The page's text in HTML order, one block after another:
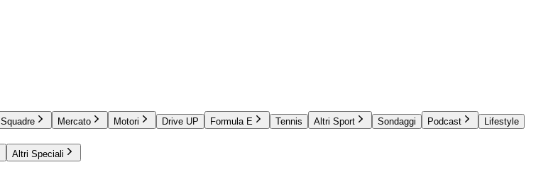
Squadre Mercato Motori Drive UP Formula E Tennis Altri Sport Sondaggi Podcast
Lifestyle
Altri Speciali